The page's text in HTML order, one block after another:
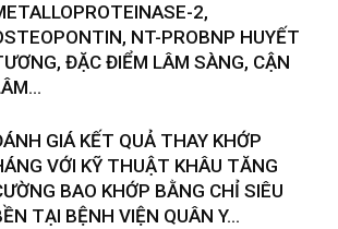
2,
NT-PROBNP HUYẾT
ĐẶC ĐIỂM LÂM SÀNG, CẬN
GIÁ KẾT QUẢ THAY KHỚP
VỚI KỸ THUẬT KHÂU TĂNG
BAO KHỚP BẰNG CHỈ SIÊU
TẠI BỆNH VIỆN QUÂN Y...